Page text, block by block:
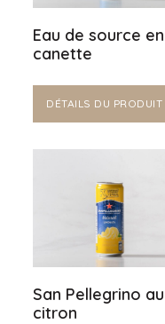
Eau de source en
canette
DÉTAILS DU PRODUIT
San Pellegrino au
citron